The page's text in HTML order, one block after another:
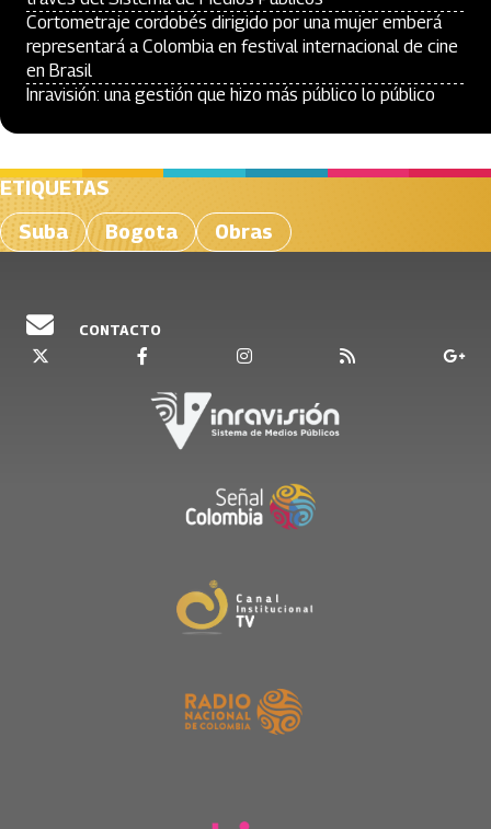
Cortometraje cordobés dirigido por una mujer emberá
representará a Colombia en festival internacional de cine
en Brasil
Inravisión: una gestión que hizo más público lo público
ETIQUETAS
Suba
Bogota Obras
CONTACTO